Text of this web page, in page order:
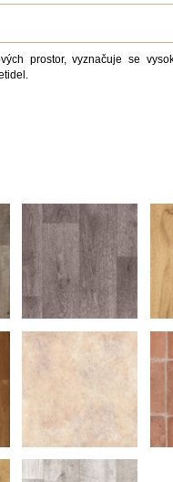
prostor, vyznačuje se